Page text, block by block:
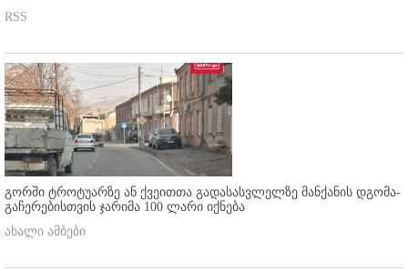
RSS
გორში ტროტუარზე ან ქვეითთა გადასასვლელზე მანქანის დგომა-
გაჩერებისთვის ჯარიმა 100 ლარი იქნება
ახალი ამბები